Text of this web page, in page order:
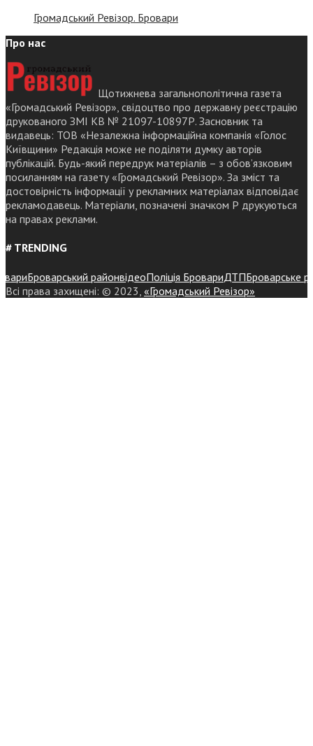
Громадський Ревізор. Бровари
Про нас
Щотижнева загальнополітична газета
«Громадський Ревізор», свідоцтво про державну реєстрацію
друкованого ЗМІ КВ № 21097-10897Р. Засновник та
видавець: ТОВ «Незалежна інформаційна компанія «Голос
Київщини» Редакція може не поділяти думку авторів
публікацій. Будь-який передрук матеріалів – з обов’язковим
посиланням на газету «Громадський Ревізор». За зміст та
достовірність інформації у рекламних матеріалах відповідає
рекламодавець. Матеріали, позначені значком Р друкуються
на правах реклами.
# TRENDING
Броварський районвідеоПоліція БровариДТПБроварське
Всі права захищені: © 2023, «Громадський Ревізор»